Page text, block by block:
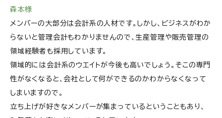
森本様
メンバーの大部分は会計系の人材です。しかし、ビジネスがわか
らないと管理会計もわかりませんので、生産管理や販売管理の
領域経験者も採用しています。
領域的には会計系のウエイトが今後も高いでしょう。そこの専門
性がなくなると、会社として何ができるのかわからなくなって
しまいますので。
立ち上げが好きなメンバーが集まっているということもあり、